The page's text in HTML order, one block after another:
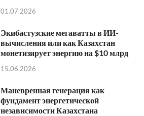
01.07.2026
Экибастузские мегаватты в ИИ-
вычисления или как Казахстан
монетизирует энергию на $10 млрд
15.06.2026
Маневренная генерация как
фундамент энергетической
независимости Казахстана